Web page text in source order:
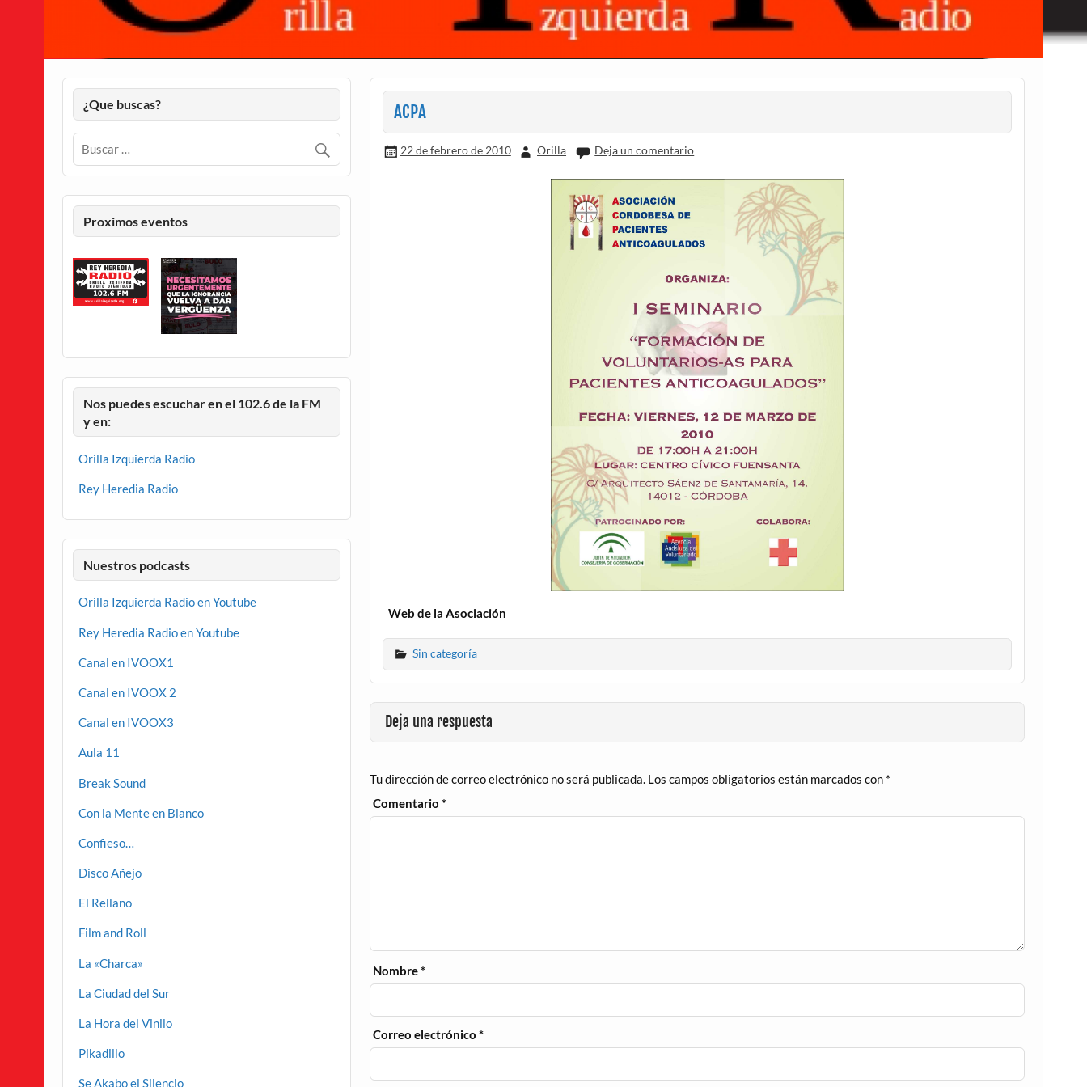
ACPA
22 de febrero de 2010 Orilla Deja un comentario
Web de la Asociación
Sin categoría
Deja una respuesta
Tu dirección de correo electrónico no será publicada. Los campos obligatorios están marcados con *
Comentario*
Nombre*
Correo electrónico*
¿Que buscas?
Proximos eventos
Nos puedes escuchar en el 102.6 de la FM
y en:
Orilla Izquierda Radio
Rey Heredia Radio
Nuestros podcasts
Orilla Izquierda Radio en Youtube
Rey Heredia Radio en Youtube
Canal en IVOOX1
Canal en IVOOX 2
Canal en IVOOX3
Aula 11
Break Sound
Con la Mente en Blanco
Confieso…
Disco Añejo
El Rellano
Film and Roll
La «Charca»
La Ciudad del Sur
La Hora del Vinilo
Pikadillo
Se Akabo el Silencio